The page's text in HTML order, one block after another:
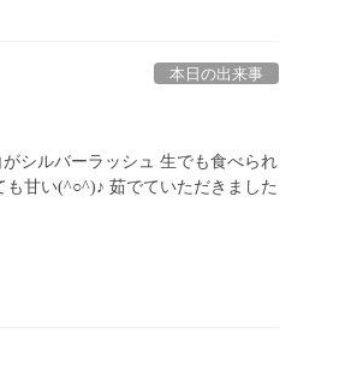
本日の出来事
シルバーラッシュ 生でも食べられ
甘い(^○^)♪ 茹でていただきました